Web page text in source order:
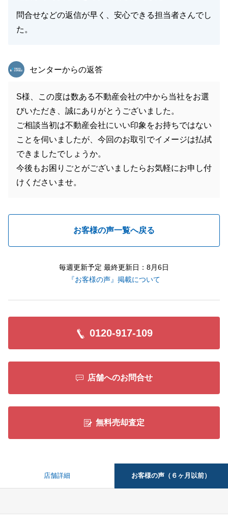
問合せなどの返信が早く、安心できる担当者さんでし
た。
東急リバブル
センターからの返答
S様、この度は数ある不動産会社の中から当社をお選
びいただき、誠にありがとうございました。
ご相談当初は不動産会社にいい印象をお持ちではない
ことを伺いましたが、今回のお取引でイメージは払拭
できましたでしょうか。
今後もお困りごとがございましたらお気軽にお申し付
けくださいませ。
お客様の声一覧へ戻る
毎週更新予定 最終更新日：8月6日
『お客様の声』掲載について
0120-917-109
店舗へのお問合せ
無料売却査定
店舗詳細 お客様の声（６ヶ月以前）